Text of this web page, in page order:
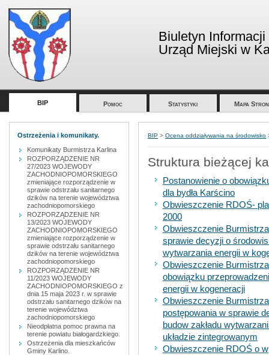
Biuletyn
Urząd Miejski w
BIP Pomoc Statystyki Mapa
Ostrzeżenia i komunikaty.
Komunikaty Burmistrza Karlina
ROZPORZĄDZENIE NR
27/2023 WOJEWODY
ZACHODNIOPOMORSKIEGO
zmieniające rozporządzenie w
sprawie odstrzału sanitarnego
dzików na terenie województwa
zachodniopomorskiego
ROZPORZĄDZENIE NR
13/2023 WOJEWODY
ZACHODNIOPOMORSKIEGO
zmieniające rozporządzenie w
sprawie odstrzału sanitarnego
dzików na terenie województwa
zachodniopomorskiego
ROZPORZĄDZENIE NR
11/2023 WOJEWODY
ZACHODNIOPOMORSKIEGO z
dnia 15 maja 2023 r. w sprawie
odstrzału sanitarnego dzików na
terenie województwa
zachodniopomorskiego
Nieodpłatna pomoc prawna na
terenie powiatu białogardzkiego.
Ostrzeżenia dla mieszkańców
Gminy Karlino.
BIP > Ocena oddziaływania na środowisko
Struktura bieżącej
Postanowienie o
dla bydła Karścino
Obwieszczenie RDOŚ-
2000
Obwieszczenie
sprawie decyzji o
wytwarzania energii w
Obwieszczenie
obowiązku
energii w kogeneracji
Obwieszczenie
postępowania w sprawie
budow zakładu
układzie zintegrowanym
Obwieszczenie RDOŚ o